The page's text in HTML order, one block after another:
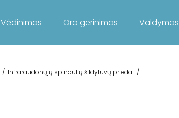
Vėdinimas Oro gerinimas Valdymas
/ Infraraudonųjų spindulių šildytuvų priedai /